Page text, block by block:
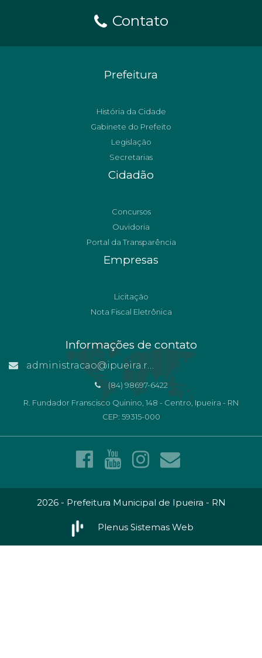
Contato
Prefeitura
História da Cidade
Gabinete do Prefeito
Legislação
Secretarias
Cidadão
Concursos
Ouvidoria
Portal da Transparência
Empresas
Licitação
Nota Fiscal Eletrônica
Informações de contato
administracao@ipueira.rn.gov.br
(84) 98697-6422
R. Fundador Franscisco Quinino, 148 - Centro, Ipueira - RN
CEP: 59315-000
2026 - Prefeitura Municipal de Ipueira - RN
Plenus Sistemas Web